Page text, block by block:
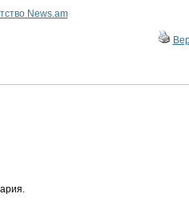
News.am